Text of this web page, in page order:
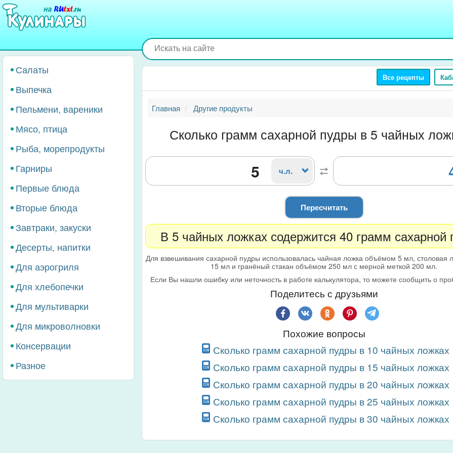
Перейти
основному
Салаты
Выпечка
Пельмени, вареники
Мясо, птица
Рыба, морепродукты
Гарниры
Первые блюда
Вторые блюда
Завтраки, закуски
Десерты, напитки
Для аэрогриля
Для хлебопечки
Для мультиварки
Для микроволновки
Консервации
Разное
Все рецепты
Главная Другие продукты
Сколько грамм сахарной пудры в 5 чайных
ч.л.
Пересчитать
В 5 чайных ложках содержится 40 грамм сахарной
Для взвешивания сахарной пудры использовалась чайная ложка объёмом 5 мл, столовая
15 мл и гранёный стакан объёмом 250 мл с мерной меткой 200 мл.
Если Вы нашли ошибку или неточность в работе калькулятора, то можете сообщить о
Поделитесь с друзьями
Похожие вопросы
Сколько грамм сахарной пудры в 10 чайных ложках
Сколько грамм сахарной пудры в 15 чайных ложках
Сколько грамм сахарной пудры в 20 чайных ложках
Сколько грамм сахарной пудры в 25 чайных ложках
Сколько грамм сахарной пудры в 30 чайных ложках